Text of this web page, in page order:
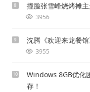
8 撞脸张雪峰烧烤摊
3956
9 沈腾《欢迎来龙餐
3955
10
Windows 8GB优化
存！